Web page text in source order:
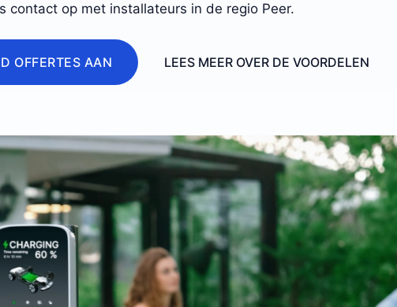
contact op met installateurs in de regio Peer.
OFFERTES AAN LEES MEER OVER DE VOORDELEN